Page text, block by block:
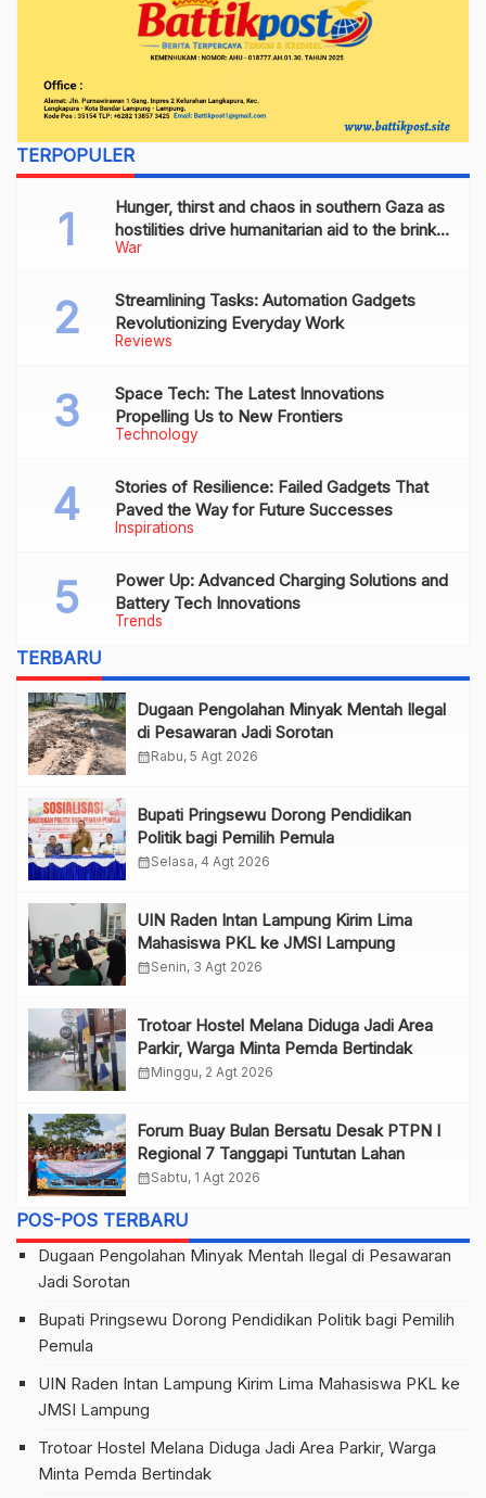
TERPOPULER
War
Hunger, thirst and chaos in southern Gaza as
hostilities drive humanitarian aid to the brink
of collapse
Reviews
Streamlining Tasks: Automation Gadgets
Revolutionizing Everyday Work
Technology
Space Tech: The Latest Innovations
Propelling Us to New Frontiers
Inspirations
Stories of Resilience: Failed Gadgets That
Paved the Way for Future Successes
Trends
Power Up: Advanced Charging Solutions and
Battery Tech Innovations
TERBARU
Dugaan Pengolahan Minyak Mentah Ilegal
di Pesawaran Jadi Sorotan
calendar_monthRabu, 5 Agt 2026
Bupati Pringsewu Dorong Pendidikan
Politik bagi Pemilih Pemula
calendar_monthSelasa, 4 Agt 2026
UIN Raden Intan Lampung Kirim Lima
Mahasiswa PKL ke JMSI Lampung
calendar_monthSenin, 3 Agt 2026
Trotoar Hostel Melana Diduga Jadi Area
Parkir, Warga Minta Pemda Bertindak
calendar_monthMinggu, 2 Agt 2026
Forum Buay Bulan Bersatu Desak PTPN I
Regional 7 Tanggapi Tuntutan Lahan
calendar_monthSabtu, 1 Agt 2026
POS-POS TERBARU
Dugaan Pengolahan Minyak Mentah Ilegal di Pesawaran
Jadi Sorotan
Bupati Pringsewu Dorong Pendidikan Politik bagi Pemilih
Pemula
UIN Raden Intan Lampung Kirim Lima Mahasiswa PKL ke
JMSI Lampung
Trotoar Hostel Melana Diduga Jadi Area Parkir, Warga
Minta Pemda Bertindak